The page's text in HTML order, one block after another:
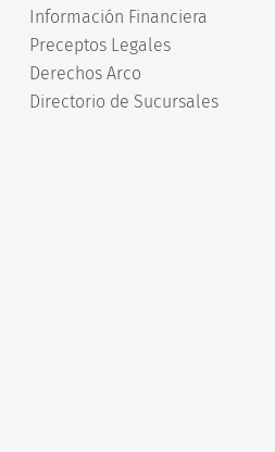
Información Financiera
Preceptos Legales
Derechos Arco
Directorio de Sucursales